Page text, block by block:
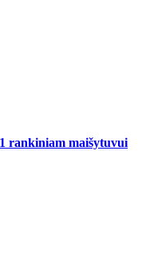
rankiniam maišytuvui